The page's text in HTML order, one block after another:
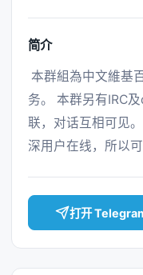
简介
务。 本群另有IRC
联，对话互相可见
深用户在线，所以
打开